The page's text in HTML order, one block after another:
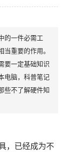
的一件必需工
重要的作用。
要一定基础知识
电脑，科普笔记
些不了解硬件知
，已经成为不